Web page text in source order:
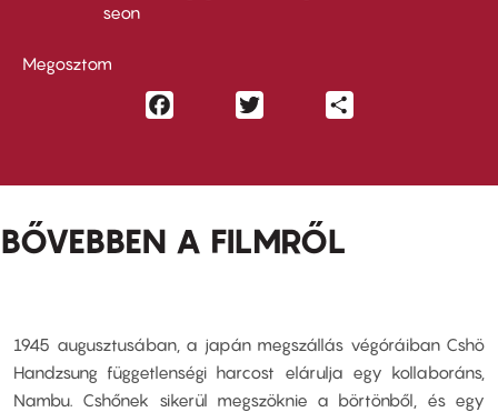
seon
Megosztom
Facebook
BŐVEBBEN A FILMRŐL
1945 augusztusában, a japán megszállás végóráiban Cshö
Handzsung függetlenségi harcost elárulja egy kollaboráns,
Nambu. Cshőnek sikerül megszöknie a börtönből, és egy